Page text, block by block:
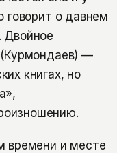
говорит о давнем
Двойное
(Курмондаев) —
книгах, но
времени и месте